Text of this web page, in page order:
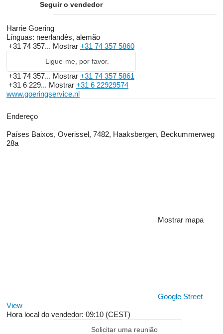
Seguir o vendedor
Harrie Goering
Línguas: neerlandês, alemão
+31 74 357... Mostrar +31 74 357 5860
Ligue-me, por favor.
+31 74 357... Mostrar +31 74 357 5861
+31 6 229... Mostrar +31 6 22929574
www.goeringservice.nl
Endereço
Países Baixos, Overissel, 7482, Haaksbergen, Beckummerweg
28a
Mostrar mapa
Google Street
View
Hora local do vendedor: 09:10 (CEST)
Solicitar uma reunião